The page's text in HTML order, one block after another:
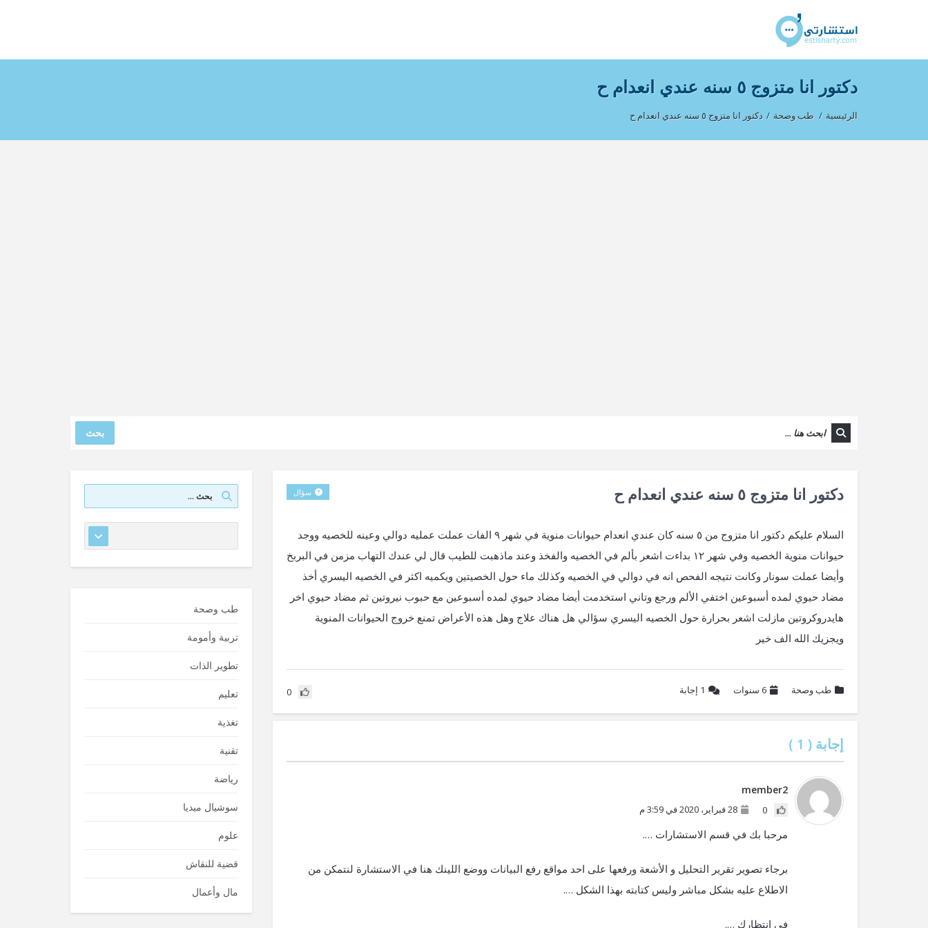
دكتور انا متزوج ٥ سنه عندي انعدام ح
الرئيسية / طب وصحة / دكتور انا متزوج ٥ سنه عندي انعدام ح
بحث
دكتور انا متزوج ٥ سنه عندي انعدام ح سؤال
السلام عليكم دكتور انا متزوج من ٥ سنه كان عندي انعدام حيوانات منوية في شهر ٩ الفات عملت عمليه دوالي وعينه للخصيه ووجد
حيوانات منوية الخصيه وفي شهر ١٢ بداءت اشعر بألم في الخصيه والفخذ وعند ماذهبت للطيب قال لي عندك التهاب مزمن في البربخ
وأيضا عملت سونار وكانت نتيجه الفحص انه في دوالي في الخصيه وكذلك ماء حول الخصيتين ويكميه اكثر في الخصيه اليسري أخذ
مضاد حيوي لمده أسبوعين اختفي الألم ورجع وتاني استخدمت أيضا مضاد حيوي لمده أسبوعين مع حبوب نيروتين ثم مضاد حيوي اخر
هايدروكروتين مازلت اشعر بحرارة حول الخصيه اليسري سؤالي هل هناك علاج وهل هذه الأعراض تمنع خروج الحيوانات المنوية
ويجزيك الله الف خير
طب وصحة 6 سنوات 1 إجابة 0
إجابة ( 1
)
member2
0 28 فبراير، 2020 في 3:59 م
مرحبا بك في قسم الاستشارات ….
برجاء تصوير تقرير التحليل و الأشعة ورفعها على احد مواقع رفع البيانات ووضع اللينك هنا في الاستشارة لنتمكن من
الاطلاع عليه بشكل مباشر وليس كتابته بهذا الشكل ….
في انتظارك ….
طب وصحة
تربية وأمومة
تطوير الذات
تعليم
تغذية
تقنية
رياضة
سوشيال ميديا
علوم
قضية للنقاش
مال وأعمال